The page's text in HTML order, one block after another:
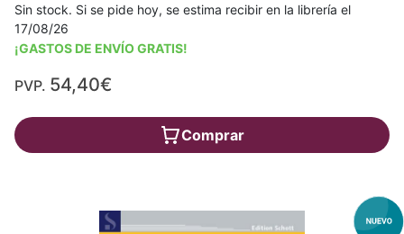
Sin stock. Si se pide hoy, se estima recibir en la librería el
17/08/26
¡GASTOS DE ENVÍO GRATIS!
PVP. 54,40€
Comprar